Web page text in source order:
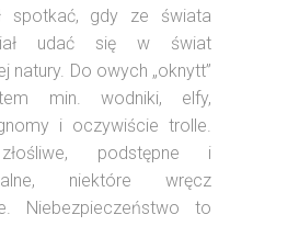
spotkać, gdy ze świata
udać się w świat
natury. Do owych „oknytt”
min. wodniki, elfy,
i oczywiście trolle.
podstępne i
niektóre wręcz
Niebezpieczeństwo to